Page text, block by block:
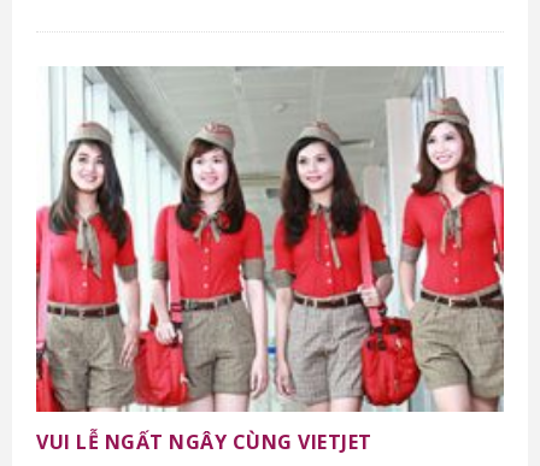
VUI LỄ NGẤT NGÂY CÙNG VIETJET